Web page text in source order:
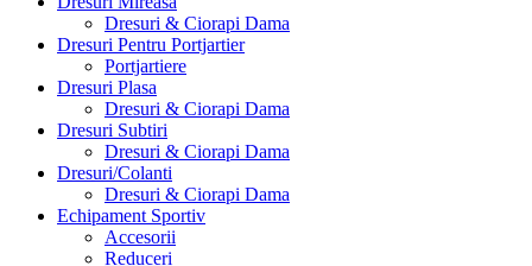
Dresuri & Ciorapi Dama
Dresuri Pentru Portjartier
Portjartiere
Dresuri Plasa
Dresuri & Ciorapi Dama
Dresuri Subtiri
Dresuri & Ciorapi Dama
Dresuri/Colanti
Dresuri & Ciorapi Dama
Echipament Sportiv
Accesorii
Reduceri